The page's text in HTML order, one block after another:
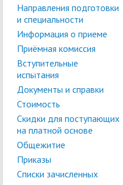
Направления подготовки
и специальности
Информация о приеме
Приёмная комиссия
Вступительные
испытания
Документы и справки
Стоимость
Скидки для поступающих
на платной основе
Общежитие
Приказы
Списки зачисленных